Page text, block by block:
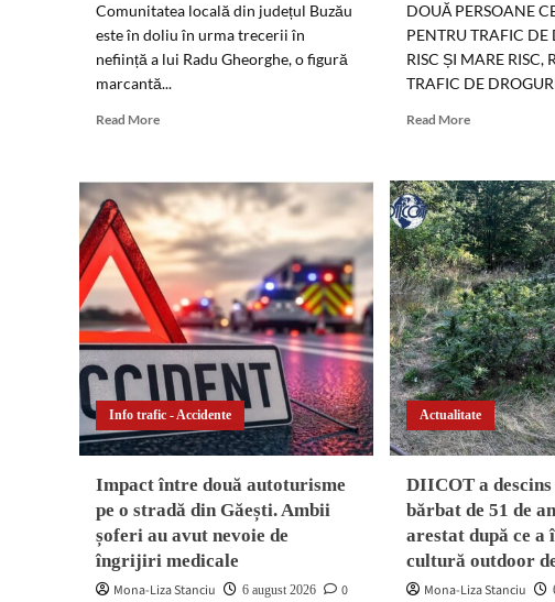
Comunitatea locală din județul Buzău
este în doliu în urma trecerii în
neființă a lui Radu Gheorghe, o figură
marcantă...
Read MoreRead
Doliu
în
administrația
buzoiană.
A
trecut
în
neființă
Radu
Gheorghe,
fost
primar
la
Râmnicu
și
la
Cătina
DOUĂ PERSOANE
PENTRU TRAFIC DE
RISC ȘI MARE RISC,
TRAFIC DE
Read MoreRead
Rețea
de
trafic
de
droguri
destructurată
în
Râmnicu
Sărat
și
Buzău.
Flagrant
în
parc
zeci
de
doze
confiscate
Info trafic - Accidente
Impact între două autoturisme
pe o stradă din Găești. Ambii
șoferi au avut nevoie de
îngrijiri medicale
Mona-Liza Stanciu 6 august 2026
0
Actualitate
DIICOT a
bărbat de 51 de
arestat după ce a
cultură outdoor
Mona-Liza Stanciu